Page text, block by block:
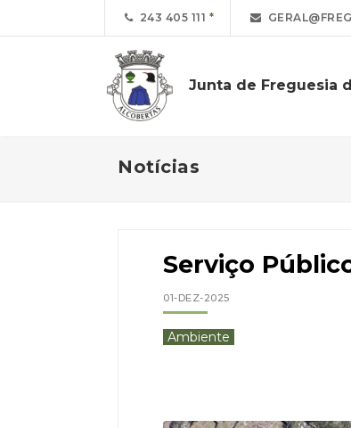
243 405 111
Junta de Freguesia
Notícias
Serviço
01-DEZ-2025
Ambiente